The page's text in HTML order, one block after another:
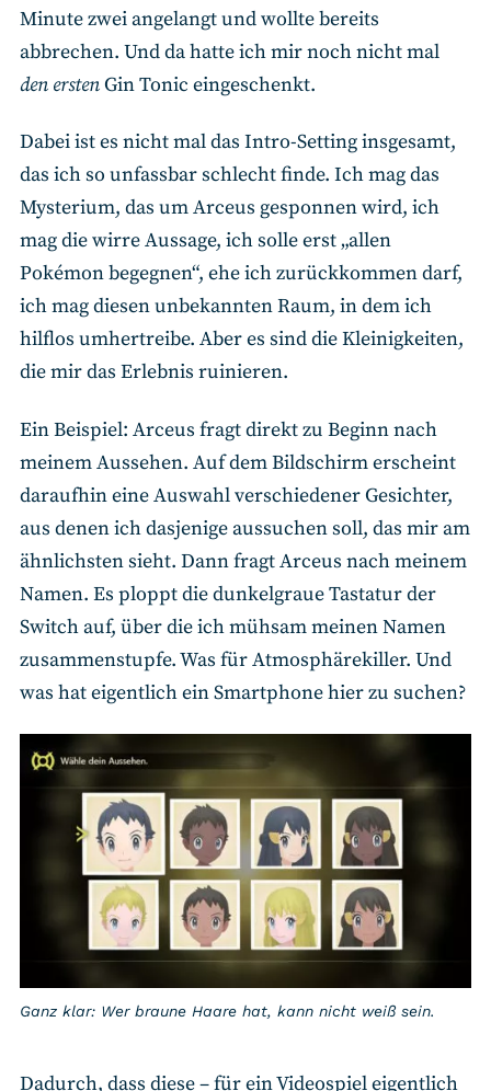
Minute zwei angelangt und wollte bereits
abbrechen. Und da hatte ich mir noch nicht mal
den erstenGin Tonic eingeschenkt.
Dabei ist es nicht mal das Intro-Setting insgesamt,
das ich so unfassbar schlecht finde. Ich mag das
Mysterium, das um Arceus gesponnen wird, ich
mag die wirre Aussage, ich solle erst „allen
Pokémon begegnen“, ehe ich zurückkommen darf,
ich mag diesen unbekannten Raum, in dem ich
hilflos umhertreibe. Aber es sind die Kleinigkeiten,
die mir das Erlebnis ruinieren.
Ein Beispiel: Arceus fragt direkt zu Beginn nach
meinem Aussehen. Auf dem Bildschirm erscheint
daraufhin eine Auswahl verschiedener Gesichter,
aus denen ich dasjenige aussuchen soll, das mir am
ähnlichsten sieht. Dann fragt Arceus nach meinem
Namen. Es ploppt die dunkelgraue Tastatur der
Switch auf, über die ich mühsam meinen Namen
zusammenstupfe. Was für Atmosphärekiller. Und
was hat eigentlich ein Smartphone hier zu suchen?
Ganz klar: Wer braune Haare hat, kann nicht weiß sein.
Dadurch, dass diese – für ein Videospiel eigentlich